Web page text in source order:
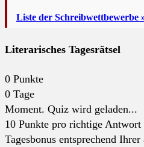
Liste der Schreibwettbewerbe
Literarisches Tagesrätsel
0 Punkte
0 Tage
Moment. Quiz wird geladen...
10 Punkte pro richtige
Tagesbonus entsprechend